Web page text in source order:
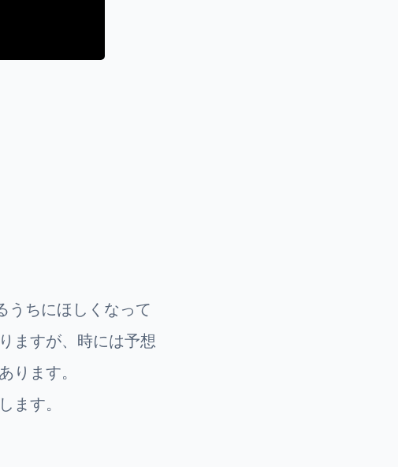
うちにほしくなって
ますが、時には予想
ります。
ます。